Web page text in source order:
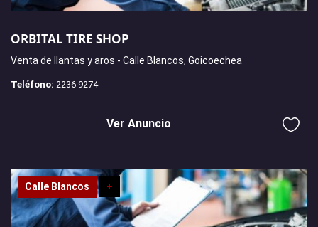
ORBITAL TIRE SHOP
Venta de llantas y aros - Calle Blancos, Goicoechea
Teléfono: 2236 9274
Ver Anuncio
Calle Blancos +